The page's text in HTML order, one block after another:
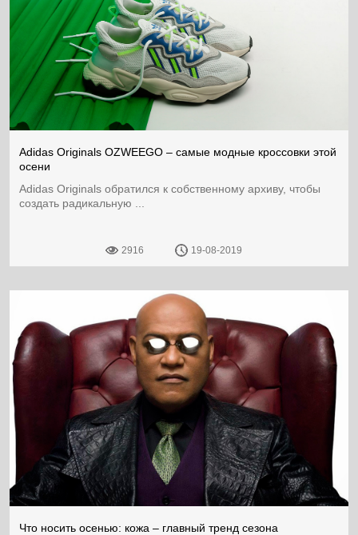
Adidas Originals OZWEEGO – самые модные кроссовки этой
осени
Adidas Originals обратился к собственному архиву, чтобы
создать радикальную ...
2916 19-08-2019
Что носить осенью: кожа – главный тренд сезона